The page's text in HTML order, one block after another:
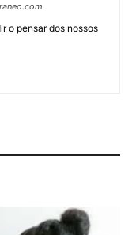
o pensar dos nossos